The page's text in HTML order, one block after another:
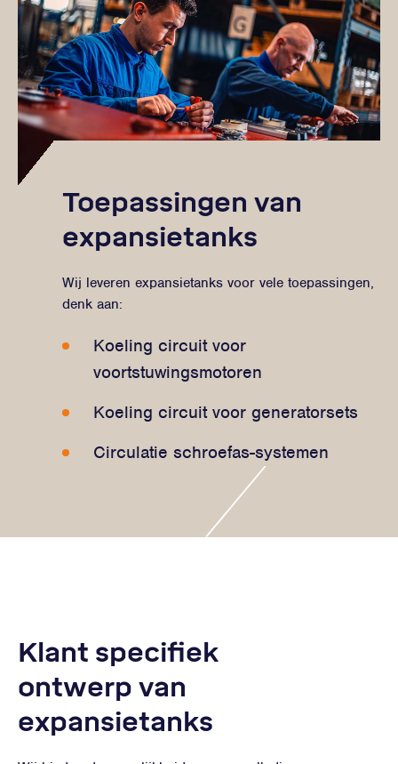
Toepassingen van
expansietanks
Wij leveren expansietanks voor vele toepassingen,
denk aan:
Koeling circuit voor
voortstuwingsmotoren
Koeling circuit voor generatorsets
Circulatie schroefas-systemen
Klant specifiek
ontwerp van
expansietanks